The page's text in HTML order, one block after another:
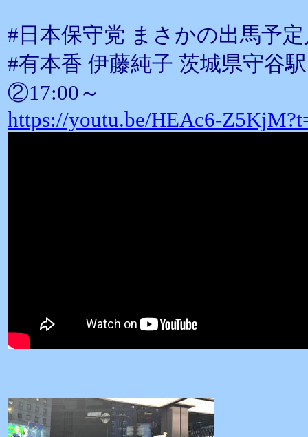
#日本保守党 まさかの出馬予
#有本香 伊藤純子 茨城県守谷
②17:00～
https://youtu.be/HEAc6-